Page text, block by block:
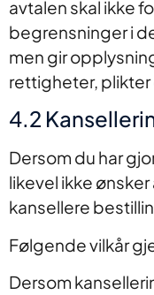
avtalen skal ikke
begrensninger i
men gir
rettigheter, plikter
4.2
Dersom du har
likevel ikke
kansellere
Følgende vilkår
Dersom